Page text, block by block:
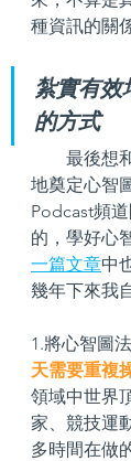
種資訊的關
紮實有效
的方式
地奠定心智
Podcast頻
的，學好心
一篇文章中
幾年下來我
1.將心智圖
天需要重複
領域中世界
家、競技運
多時間在做